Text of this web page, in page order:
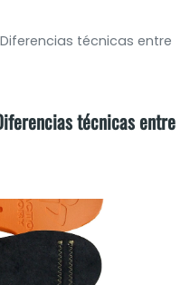
técnicas entre
técnicas entre